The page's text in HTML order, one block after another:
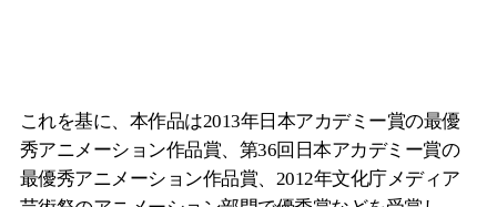
これを基に、本作品は2013年日本アカデミー賞の最優
秀アニメーション作品賞、第36回日本アカデミー賞の
最優秀アニメーション作品賞、2012年文化庁メディア